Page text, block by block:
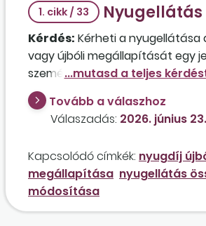
1. cikk / 33 Nyugellátás
Kérdés: Kérheti a
vagy újbóli megállapítását egy
személy, aki korhatár előtti
részesült, amely mellett 64 éves
dolgozott, és a munkáltatója
a járulékokat?
Tovább a válaszhoz
Válaszadás: 2026. június 23.
Kapcsolódó címkék: nyugdíj
megállapítása nyugellátás
módosítása